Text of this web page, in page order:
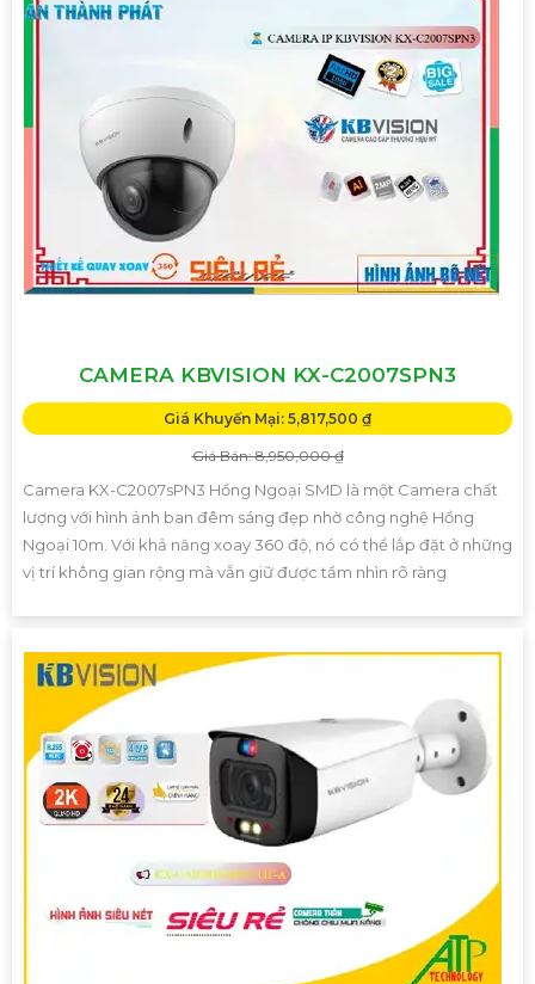
CAMERA KBVISION KX-C2007SPN3
Giá Khuyến Mại: 5,817,500 ₫
Giá Bán: 8,950,000 ₫
Camera KX-C2007sPN3 Hồng Ngoại SMD là một Camera chất
lượng với hình ảnh ban đêm sáng đẹp nhờ công nghệ Hồng
Ngoại 10m. Với khả năng xoay 360 độ, nó có thể lắp đặt ở những
vị trí không gian rộng mà vẫn giữ được tầm nhìn rõ ràng